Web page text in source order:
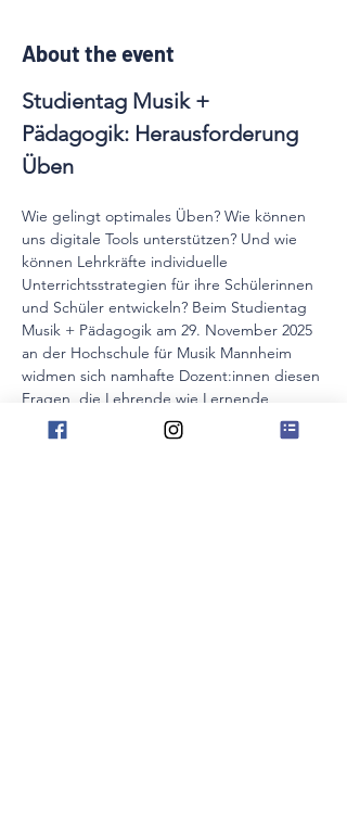
About the event
Studientag Musik +
Pädagogik: Herausforderung
Üben
Wie gelingt optimales Üben? Wie können
uns digitale Tools unterstützen? Und wie
können Lehrkräfte individuelle
Unterrichtsstrategien für ihre Schülerinnen
und Schüler entwickeln? Beim Studientag
Musik + Pädagogik am 29. November 2025
an der Hochschule für Musik Mannheim
widmen sich namhafte Dozent:innen diesen
Fragen, die Lehrende wie Lernende
gleichermaßen herausfordern.